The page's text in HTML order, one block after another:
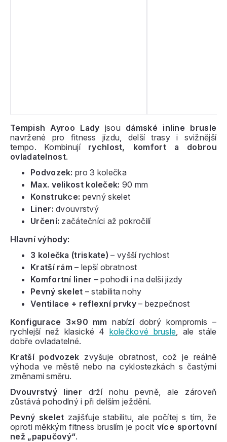
Tempish Ayroo Lady jsou dámské inline brusle
navržené pro fitness jízdu, delší trasy i svižnější
tempo. Kombinují rychlost, komfort a dobrou
ovladatelnost.
Podvozek: pro 3 kolečka
Max. velikost koleček: 90 mm
Konstrukce: pevný skelet
Liner: dvouvrstvý
Určení: začátečníci až pokročilí
Hlavní výhody:
3 kolečka (triskate) – vyšší rychlost
Kratší rám – lepší obratnost
Komfortní liner – pohodlí i na delší jízdy
Pevný skelet – stabilita nohy
Ventilace + reflexní prvky– bezpečnost
Konfigurace 3×90 mm nabízí dobrý kompromis –
rychlejší než klasické 4 kolečkové brusle, ale stále
dobře ovladatelné.
Kratší podvozek zvyšuje obratnost, což je reálně
výhoda ve městě nebo na cyklostezkách s častými
změnami směru.
Dvouvrstvý liner drží nohu pevně, ale zároveň
zůstává pohodlný i při delším ježdění.
Pevný skelet zajišťuje stabilitu, ale počítej s tím, že
oproti měkkým fitness bruslím je pocit více sportovní
než „papučový“.